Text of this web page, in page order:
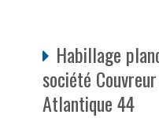
Habillage
société
Atlantique 44